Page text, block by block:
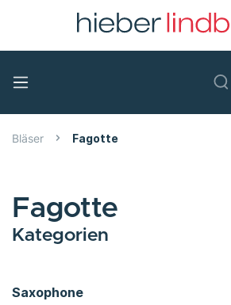
Bläser Fagotte
Fagotte
Kategorien
Saxophone